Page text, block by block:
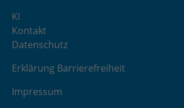
KI
Kontakt
Datenschutz
Erklärung Barrierefreiheit
Impressum